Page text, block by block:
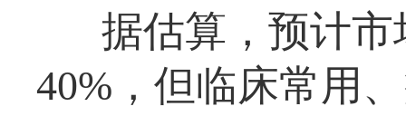
据估算，预计
40%，但临床常用